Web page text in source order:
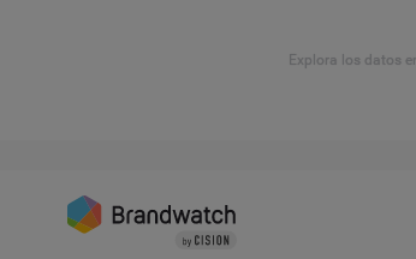
Explora los datos